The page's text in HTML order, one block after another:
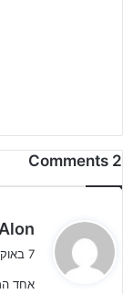
2 Comments
7 באוקטובר 2019 בשעה 10:48
אחד